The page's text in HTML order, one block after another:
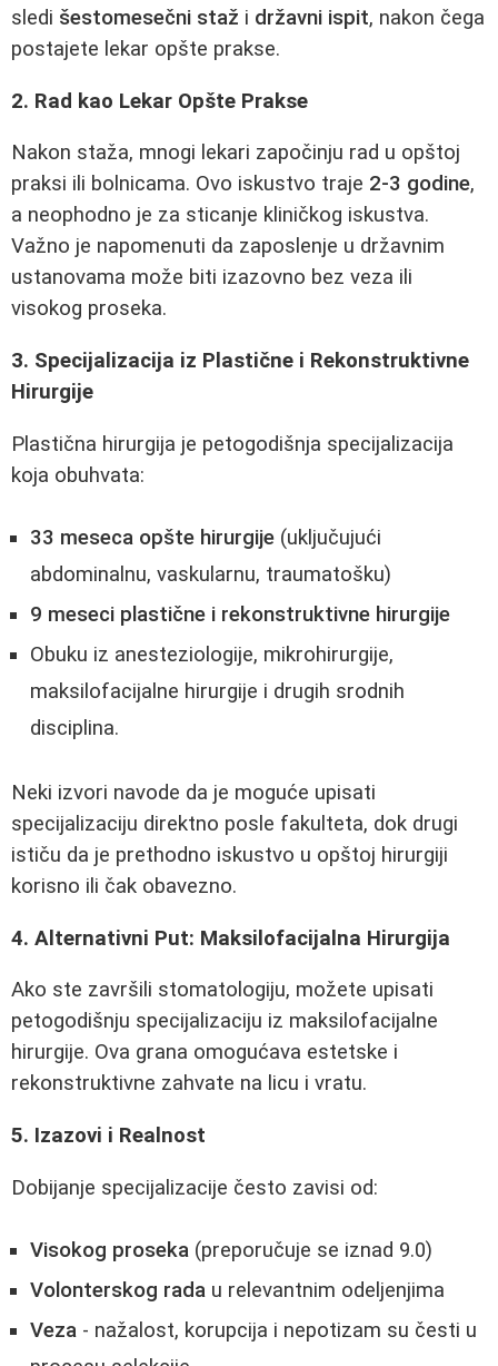
sledi šestomesečni staž i državni ispit, nakon čega
postajete lekar opšte prakse.
2. Rad kao Lekar Opšte Prakse
Nakon staža, mnogi lekari započinju rad u opštoj
praksi ili bolnicama. Ovo iskustvo traje 2-3 godine,
a neophodno je za sticanje kliničkog iskustva.
Važno je napomenuti da zaposlenje u državnim
ustanovama može biti izazovno bez veza ili
visokog proseka.
3. Specijalizacija iz Plastične i Rekonstruktivne
Hirurgije
Plastična hirurgija je petogodišnja specijalizacija
koja obuhvata:
33 meseca opšte hirurgije (uključujući
abdominalnu, vaskularnu, traumatošku)
9 meseci plastične i rekonstruktivne hirurgije
Obuku iz anesteziologije, mikrohirurgije,
maksilofacijalne hirurgije i drugih srodnih
disciplina.
Neki izvori navode da je moguće upisati
specijalizaciju direktno posle fakulteta, dok drugi
ističu da je prethodno iskustvo u opštoj hirurgiji
korisno ili čak obavezno.
4. Alternativni Put: Maksilofacijalna Hirurgija
Ako ste završili stomatologiju, možete upisati
petogodišnju specijalizaciju iz maksilofacijalne
hirurgije. Ova grana omogućava estetske i
rekonstruktivne zahvate na licu i vratu.
5. Izazovi i Realnost
Dobijanje specijalizacije često zavisi od:
Visokog proseka (preporučuje se iznad 9.0)
Volonterskog rada u relevantnim odeljenjima
Veza - nažalost, korupcija i nepotizam su česti u